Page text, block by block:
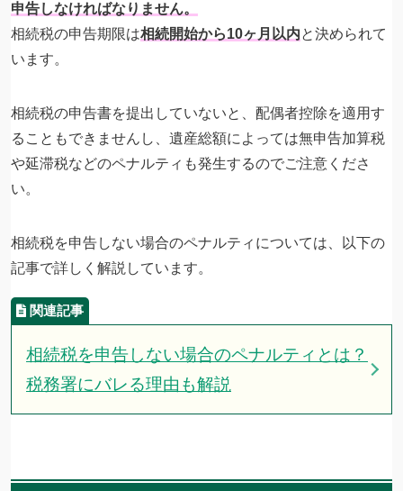
申告しなければなりません。
相続税の申告期限は相続開始から10ヶ月以内と決められて
います。
相続税の申告書を提出していないと、配偶者控除を適用す
ることもできませんし、遺産総額によっては無申告加算税
や延滞税などのペナルティも発生するのでご注意くださ
い。
相続税を申告しない場合のペナルティについては、以下の
記事で詳しく解説しています。
相続税を申告しない場合のペナルティとは？
税務署にバレる理由も解説